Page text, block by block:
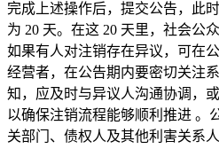
完成上述操作后，提交公告，此
为 20 天。在这 20 天里，社会公
如果有人对注销存在异议，可在
经营者，在公告期内要密切关注
知，应及时与异议人沟通协调，
以确保注销流程能够顺利推进 。
关部门、债权人及其他利害关系